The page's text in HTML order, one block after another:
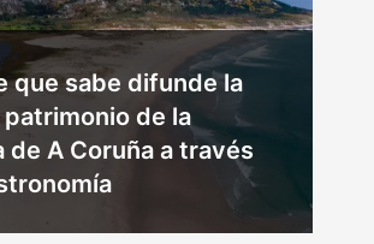
que sabe difunde la
de la
de A Coruña a través